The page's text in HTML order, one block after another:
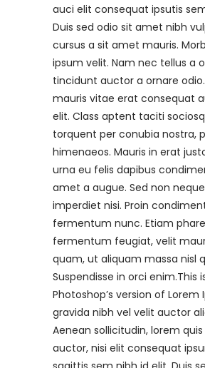
auci elit consequat ipsutis
Duis sed odio sit amet nibh
cursus a sit amet mauris.
ipsum velit. Nam nec tellus a
tincidunt auctor a ornare
mauris vitae erat consequat
elit. Class aptent taciti
torquent per conubia nostra,
himenaeos. Mauris in erat
urna eu felis dapibus
amet a augue. Sed non
imperdiet nisi. Proin
fermentum nunc. Etiam
fermentum feugiat, velit
quam, ut aliquam massa nisl
Suspendisse in orci enim.This
Photoshop’s version of Lorem
gravida nibh vel velit auctor
Aenean sollicitudin, lorem
auctor, nisi elit consequat